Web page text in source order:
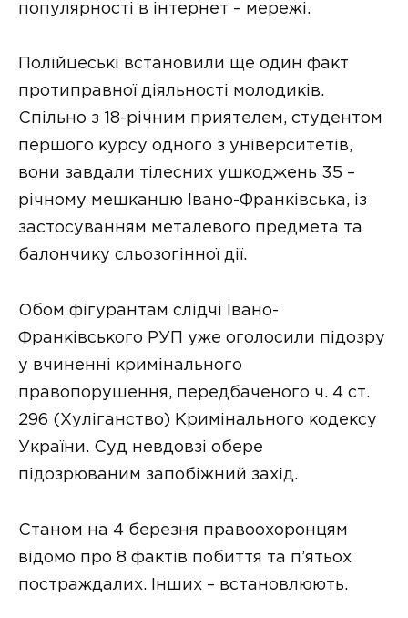
популярності в інтернет – мережі.
Полійцеські встановили ще один факт
протиправної діяльності молодиків.
Спільно з 18-річним приятелем, студентом
першого курсу одного з університетів,
вони завдали тілесних ушкоджень 35 –
річному мешканцю Івано-Франківська, із
застосуванням металевого предмета та
балончику сльозогінної дії.
Обом фігурантам слідчі Івано-
Франківського РУП уже оголосили підозру
у вчиненні кримінального
правопорушення, передбаченого ч. 4 ст.
296 (Хуліганство) Кримінального кодексу
України. Суд невдовзі обере
підозрюваним запобіжний захід.
Станом на 4 березня правоохоронцям
відомо про 8 фактів побиття та п’ятьох
постраждалих. Інших – встановлюють.